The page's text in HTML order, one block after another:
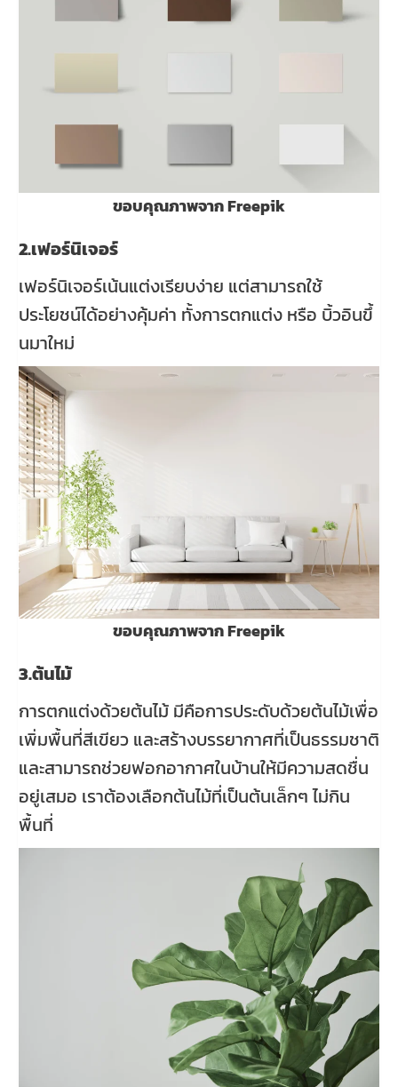
ขอบคุณภาพจาก Freepik
2.เฟอร์นิเจอร์
เฟอร์นิเจอร์เน้นแต่งเรียบง่าย แต่สามารถใช้
ประโยชน์ได้อย่างคุ้มค่า ทั้งการตกแต่ง หรือ บิ้วอินขึ้
นมาใหม่
ขอบคุณภาพจาก Freepik
3.ต้นไม้
การตกแต่งด้วยต้นไม้ มีคือการประดับด้วยต้นไม้เพื่อ
เพิ่มพื้นที่สีเขียว และสร้างบรรยากาศที่เป็นธรรมชาติ
และสามารถช่วยฟอกอากาศในบ้านให้มีความสดชื่น
อยู่เสมอ เราต้องเลือกต้นไม้ที่เป็นต้นเล็กๆ ไม่กิน
พื้นที่